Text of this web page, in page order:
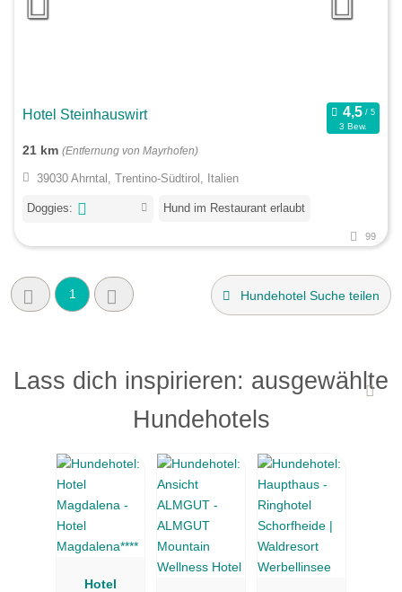
Hotel Steinhauswirt
3 Bew.
21 km (Entfernung von Mayrhofen)
39030 Ahrntal, Trentino-Südtirol, Italien
Doggies: Hund im Restaurant erlaubt
99
1 Hundehotel Suche teilen
Lass dich inspirieren: ausgewählte
Hundehotels
Hotel